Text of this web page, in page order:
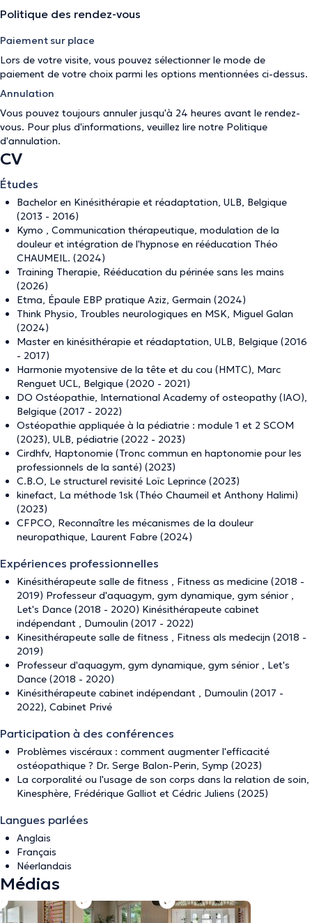
Politique des rendez-vous
Paiement sur place
Lors de votre visite, vous pouvez sélectionner le mode de
paiement de votre choix parmi les options mentionnées ci-dessus.
Annulation
Vous pouvez toujours annuler jusqu'à 24 heures avant le rendez-
vous. Pour plus d'informations, veuillez lire notre Politique
d'annulation.
CV
Études
Bachelor en Kinésithérapie et réadaptation, ULB, Belgique
(2013 - 2016)
Kymo , Communication thérapeutique, modulation de la
douleur et intégration de l'hypnose en rééducation Théo
CHAUMEIL. (2024)
Training Therapie, Rééducation du périnée sans les mains
(2026)
Etma, Épaule EBP pratique Aziz, Germain (2024)
Think Physio, Troubles neurologiques en MSK, Miguel Galan
(2024)
Master en kinésithérapie et réadaptation, ULB, Belgique (2016
- 2017)
Harmonie myotensive de la tête et du cou (HMTC), Marc
Renguet UCL, Belgique (2020 - 2021)
DO Ostéopathie, International Academy of osteopathy (IAO),
Belgique (2017 - 2022)
Ostéopathie appliquée à la pédiatrie : module 1 et 2 SCOM
(2023), ULB, pédiatrie (2022 - 2023)
Cirdhfv, Haptonomie (Tronc commun en haptonomie pour les
professionnels de la santé) (2023)
C.B.O, Le structurel revisité Loïc Leprince (2023)
kinefact, La méthode 1sk (Théo Chaumeil et Anthony Halimi)
(2023)
CFPCO, Reconnaître les mécanismes de la douleur
neuropathique, Laurent Fabre (2024)
Expériences professionnelles
Kinésithérapeute salle de fitness , Fitness as medicine (2018 -
2019) Professeur d'aquagym, gym dynamique, gym sénior ,
Let's Dance (2018 - 2020) Kinésithérapeute cabinet
indépendant , Dumoulin (2017 - 2022)
Kinesithérapeute salle de fitness , Fitness als medecijn (2018 -
2019)
Professeur d'aquagym, gym dynamique, gym sénior , Let's
Dance (2018 - 2020)
Kinésithérapeute cabinet indépendant , Dumoulin (2017 -
2022), Cabinet Privé
Participation à des conférences
Problèmes viscéraux : comment augmenter l'efficacité
ostéopathique ? Dr. Serge Balon-Perin, Symp (2023)
La corporalité ou l'usage de son corps dans la relation de soin,
Kinesphère, Frédérique Galliot et Cédric Juliens (2025)
Langues parlées
Anglais
Français
Néerlandais
Médias